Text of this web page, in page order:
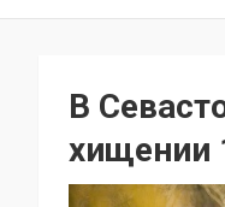
В
хищении